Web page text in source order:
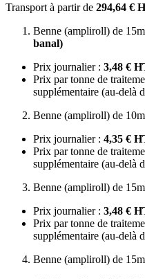
Transport à partir de 294,64 €
Benne (ampliroll) de
banal)
Prix journalier : 3,48 €
Prix par tonne de
supplémentaire (au-delà
Benne (ampliroll) de
Prix journalier : 4,35 €
Prix par tonne de
supplémentaire (au-delà
Benne (ampliroll) de
Prix journalier : 3,48 €
Prix par tonne de
supplémentaire (au-delà
Benne (ampliroll) de